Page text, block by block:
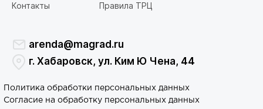
Контакты Правила ТРЦ
arenda@magrad.ru
г. Хабаровск, ул. Ким Ю Чена, 44
Политика обработки персональных данных
Согласие на обработку персональных данных